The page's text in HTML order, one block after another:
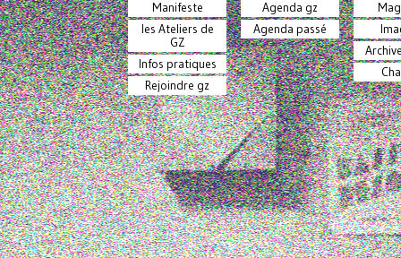
Manifeste
les Ateliers de
GZ
Infos pratiques
Rejoindre gz
Agenda gz
Agenda passé